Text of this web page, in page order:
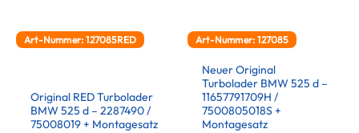
Art-Nummer: 127085RED
Original RED Turbolader
BMW 525 d – 2287490 /
75008019 + Montagesatz
Art-Nummer: 127085
Neuer Original
Turbolader BMW 525 d –
11657791709H /
7500805018S +
Montagesatz